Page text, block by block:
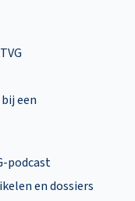
een
podcast
en dossiers